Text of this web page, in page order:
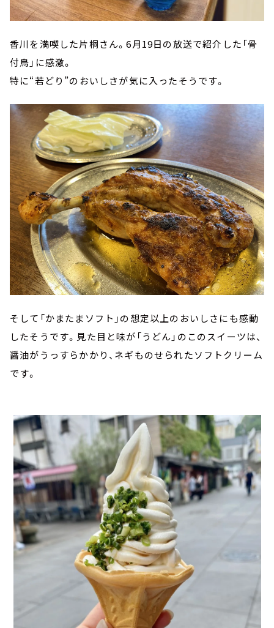
香川を満喫した片桐さん。6月19日の放送で紹介した「骨
付鳥」に感激。
特に“若どり”のおいしさが気に入ったそうです。
そして「かまたまソフト」の想定以上のおいしさにも感動
したそうです。見た目と味が「うどん」のこのスイーツは、
醤油がうっすらかかり、ネギものせられたソフトクリーム
です。